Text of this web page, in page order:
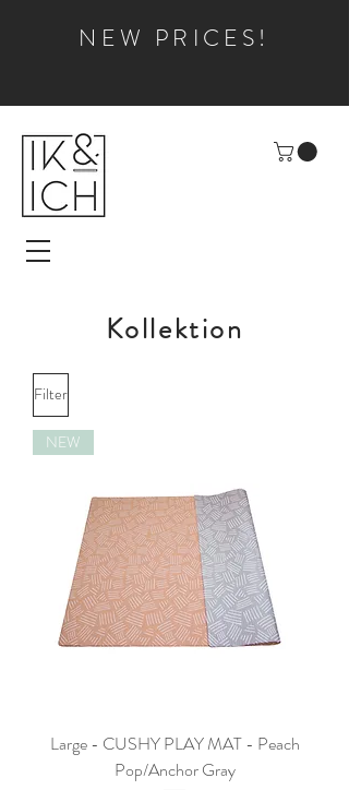
NEW PRICES!
Kollektion
Filter
NEW
Large - CUSHY PLAY MAT - Peach
Pop/Anchor Gray